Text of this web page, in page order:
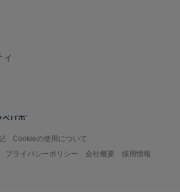
Cookieの使用について
プライバシーポリシー 会社概要
採用情報